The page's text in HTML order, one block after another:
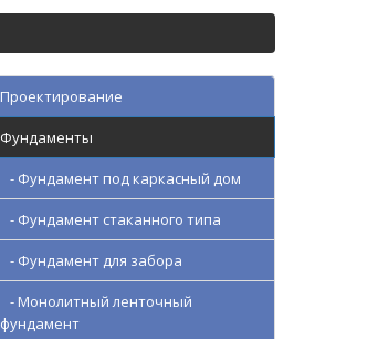
Проектирование
Фундаменты
- Фундамент под каркасный дом
- Фундамент стаканного типа
- Фундамент для забора
- Монолитный ленточный
фундамент